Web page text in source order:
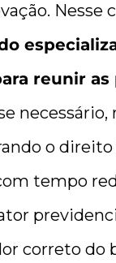
Nesse
reunir as
necessário,
o direito
tempo
correto do